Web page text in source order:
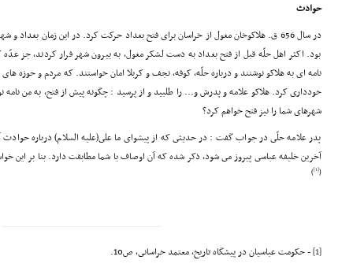
حوادث
در سال 656 ق. هلاکوخان مغول از خراسان براى فتح بغداد حرکت کرد. در این زمان
بود. اکثر اهل حلّه قبل از فتح بغداد به دست لشکر مغول، به بیرون شهر فرار کردند, جز
نامه اى به هلاکو نوشتند و درباره حلّه، کوفه، نجف و کربلا امان خواستند. که مردم و حوزه هاى
خوددارى کرد. هلاکو علامه و پدرش و... را طلبید و از پرسید : چگونه پیش از فتح، به من نامه
شهرهاى شما را نیز فتح خواهم کرد؟
پدر علامه حلّى در جواب گفت : در حدیثى که از پیشواى ما على(علیه السلام) درباره
آخرین خلیفه عباسى پیروز مى شود، ذکر شده که آن اوصاف با شما مطابقت دارد. بنا بر این
(
[1]
)
[1] - حکومت عباسیان در پیشگاه تاریخ، معتمد خراسانى، ص10.